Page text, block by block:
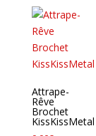
Attrape-
Rêve
Brochet
KissKissMetal